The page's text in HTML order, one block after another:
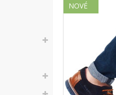
NOVÉ